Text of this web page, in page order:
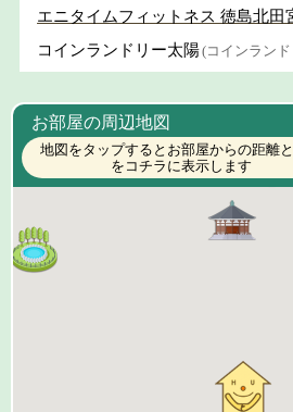
エニタイムフィットネス 徳島北田
コインランドリー太陽(コインラン
お部屋の周辺地図
地図をタップするとお部屋からの距離
をコチラに表示します